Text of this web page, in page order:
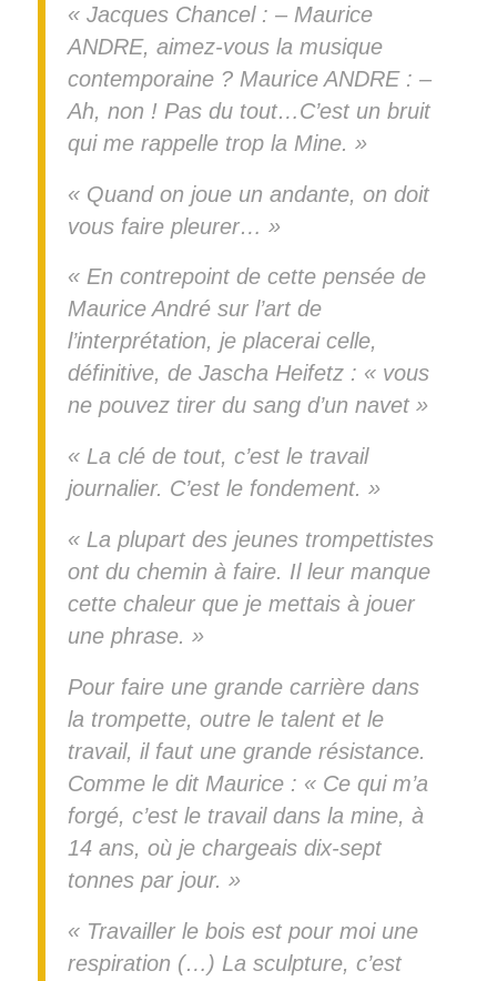
« Jacques Chancel : – Maurice
ANDRE, aimez-vous la musique
contemporaine ? Maurice ANDRE : –
Ah, non ! Pas du tout…C’est un bruit
qui me rappelle trop la Mine. »
« Quand on joue un andante, on doit
vous faire pleurer… »
« En contrepoint de cette pensée de
Maurice André sur l’art de
l’interprétation, je placerai celle,
définitive, de Jascha Heifetz : « vous
ne pouvez tirer du sang d’un navet »
« La clé de tout, c’est le travail
journalier. C’est le fondement. »
« La plupart des jeunes trompettistes
ont du chemin à faire. Il leur manque
cette chaleur que je mettais à jouer
une phrase. »
Pour faire une grande carrière dans
la trompette, outre le talent et le
travail, il faut une grande résistance.
Comme le dit Maurice : « Ce qui m’a
forgé, c’est le travail dans la mine, à
14 ans, où je chargeais dix-sept
tonnes par jour. »
« Travailler le bois est pour moi une
respiration (…) La sculpture, c’est